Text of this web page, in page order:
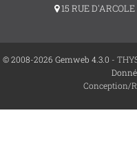
15 RUE
© 2008-2026 Gemweb 4.3.0 -
Conception/